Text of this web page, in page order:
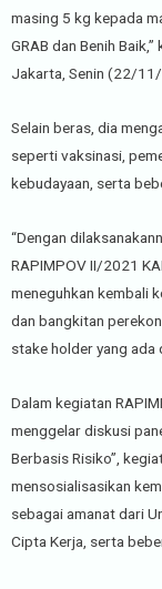
masing 5 kg kepada
GRAB dan Benih
Jakarta, Senin (22/
Selain beras, dia
seperti vaksinasi,
kebudayaan, serta
“Dengan
RAPIMPOV II/2021
meneguhkan kembali
dan bangkitan
stake holder yang ada
Dalam kegiatan
menggelar diskusi
Berbasis Risiko”,
mensosialisasikan
sebagai amanat dari
Cipta Kerja, serta